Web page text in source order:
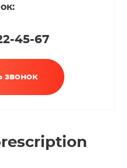
45-67
звонок